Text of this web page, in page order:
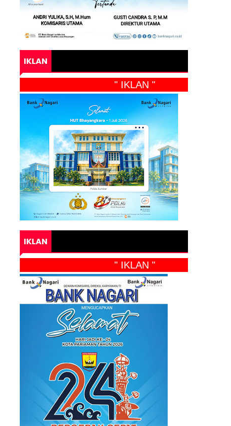
IKLAN
" IKLAN "
IKLAN
" IKLAN "